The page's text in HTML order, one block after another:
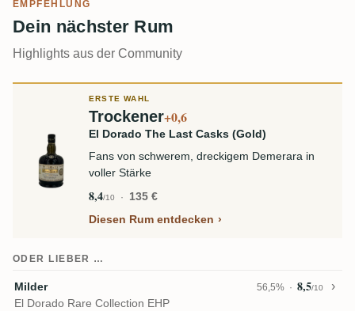
EMPFEHLUNG
Dein nächster Rum
Highlights aus der Community
ERSTE WAHL
Trockener+0,6
El Dorado The Last Casks (Gold)
Fans von schwerem, dreckigem Demerara in
voller Stärke
8,4/10
135 €
Diesen Rum entdecken
ODER LIEBER …
Milder 56,5% 8,5/10
El Dorado Rare Collection EHP